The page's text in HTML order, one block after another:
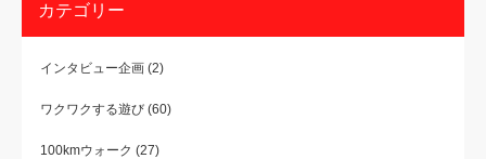
カテゴリー
インタビュー企画 (2)
ワクワクする遊び (60)
100kmウォーク (27)